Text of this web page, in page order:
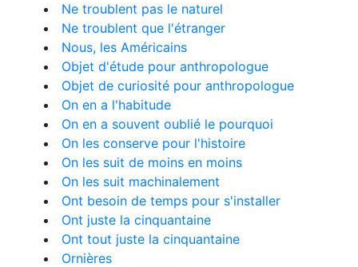
Ne troublent pas le naturel
Ne troublent que l'étranger
Nous, les Américains
Objet d'étude pour anthropologue
Objet de curiosité pour anthropologue
On en a l'habitude
On en a souvent oublié le pourquoi
On les conserve pour l'histoire
On les suit de moins en moins
On les suit machinalement
Ont besoin de temps pour s'installer
Ont juste la cinquantaine
Ont tout juste la cinquantaine
Ornières